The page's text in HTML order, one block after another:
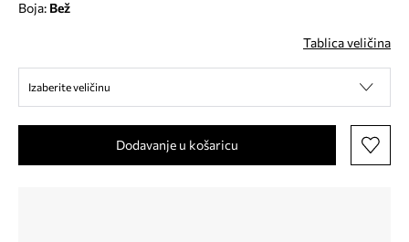
Boja: bež
Tablica veličina
Izaberite veličinu
Dodavanje u košaricu